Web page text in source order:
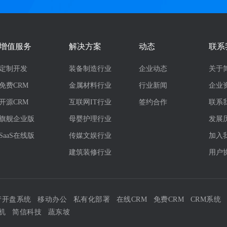
值服务
制开发
费CRM
源CRM
舰企业版
在线版
解决方案
装备制造行业
金属材料行业
互联网IT行业
母婴护理行业
传媒文娱行业
建筑装修行业
动态
企业动态
行业新闻
签约合作
联系
关于
企业
联系
发展
加入
用户
开盘系统 移动办公 私有化部署 在线CRM 免费CRM
CRM系统
简信科技 蔬东坡